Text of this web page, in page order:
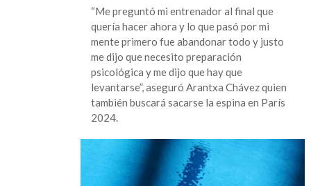
“Me preguntó mi entrenador al final que
quería hacer ahora y lo que pasó por mi
mente primero fue abandonar todo y justo
me dijo que necesito preparación
psicológica y me dijo que hay que
levantarse”, aseguró Arantxa Chávez quien
también buscará sacarse la espina en París
2024.